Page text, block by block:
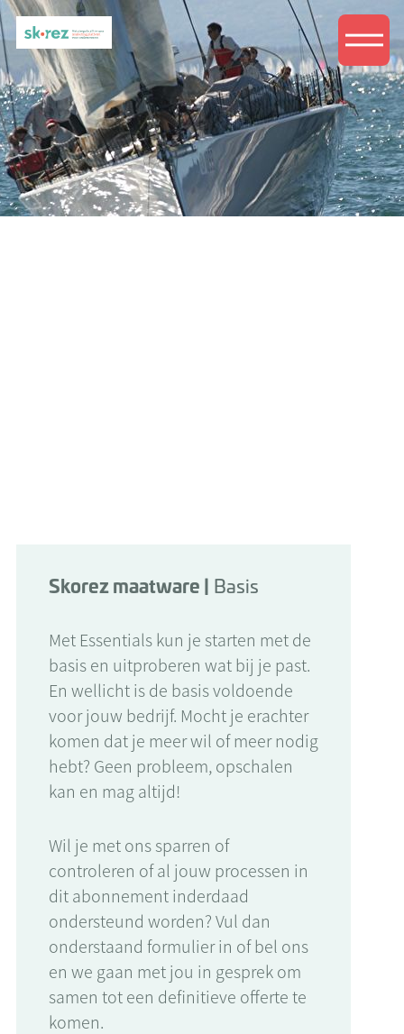
Skorez maatware | Basis
Met Essentials kun je starten met de
basis en uitproberen wat bij je past.
En wellicht is de basis voldoende
voor jouw bedrijf. Mocht je erachter
komen dat je meer wil of meer nodig
hebt? Geen probleem, opschalen
kan en mag altijd!
Wil je met ons sparren of
controleren of al jouw processen in
dit abonnement inderdaad
ondersteund worden? Vul dan
onderstaand formulier in of bel ons
en we gaan met jou in gesprek om
samen tot een definitieve offerte te
komen.